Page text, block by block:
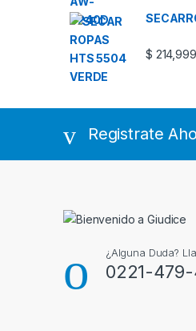
$
Registrate
¿Alguna Duda?
0221-479-